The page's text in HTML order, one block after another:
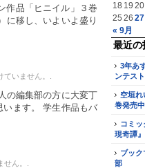
作品「ヒニイル」３巻
に移し、いよいよ盛り
ていません。
の編集部の方に大変丁
います。 学生作品もバ
ん。
« 9月
18 19 20
25 26 27
最近の
3年あ
ンテス
空垣
巻発売中
コミ
現奇譚
ブッ
部